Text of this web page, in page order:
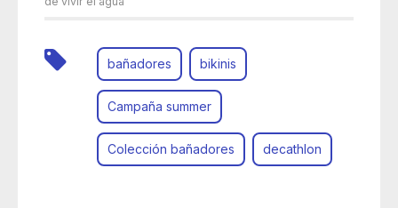
bañadores bikinis
Campaña summer
Colección bañadores decathlon